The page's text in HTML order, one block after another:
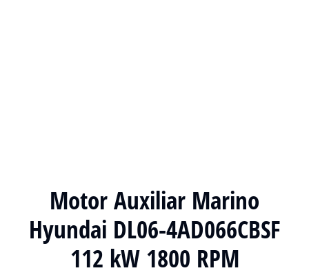
Motor Auxiliar Marino
Hyundai DL06-4AD066CBSF
112 kW 1800 RPM